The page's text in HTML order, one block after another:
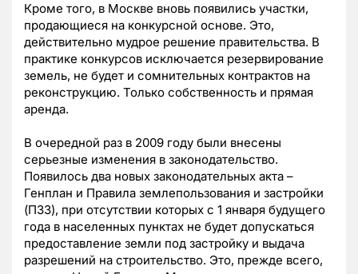
Кроме того, в Москве вновь появились участки,
продающиеся на конкурсной основе. Это,
действительно мудрое решение правительства. В
практике конкурсов исключается резервирование
земель, не будет и сомнительных контрактов на
реконструкцию. Только собственность и прямая
аренда.
В очередной раз в 2009 году были внесены
серьезные изменения в законодательство.
Появилось два новых законодательных акта –
Генплан и Правила землепользования и застройки
(ПЗЗ), при отсутствии которых с 1 января будущего
года в населенных пунктах не будет допускаться
предоставление земли под застройку и выдача
разрешений на строительство. Это, прежде всего,